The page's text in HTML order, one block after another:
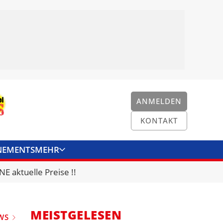
ANMELDEN
KONTAKT
MEHR
KONTAKT
aktuelle Preise !!
MEISTGELESEN